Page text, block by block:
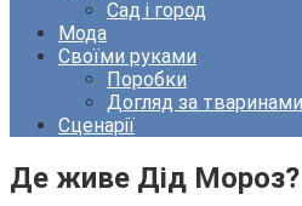
Сад і город
Мода
Своїми руками
Поробки
Догляд за тваринами
Сценарії
Де живе Дід Мороз?